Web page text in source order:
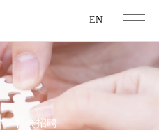
EN
>社会招聘